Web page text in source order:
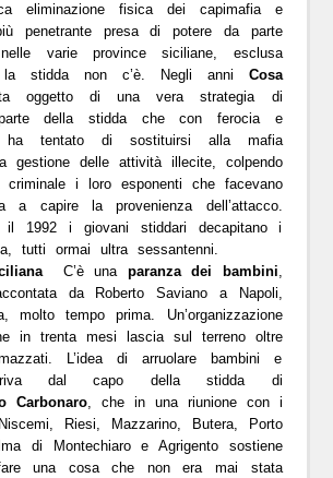
eliminazione fisica dei capimafia e
penetrante presa di potere da parte
varie province siciliane, esclusa
la stidda non c’è. Negli anni Cosa
di una vera strategia di
della stidda che con ferocia e
ha tentato di sostituirsi alla mafia
gestione delle attività illecite, colpendo
i loro esponenti che facevano
a capire la provenienza dell’attacco.
1992 i giovani stiddari decapitano i
tutti ormai ultra sessantenni.
C’è unaparanza dei bambini,
da Roberto Saviano a Napoli,
molto tempo prima. Un’organizzazione
in trenta mesi lascia sul terreno oltre
L’idea di arruolare bambini e
dal capo della stidda di
Carbonaro, che in una riunione con i
Riesi, Mazzarino, Butera, Porto
di Montechiaro e Agrigento sostiene
una cosa che non era mai stata